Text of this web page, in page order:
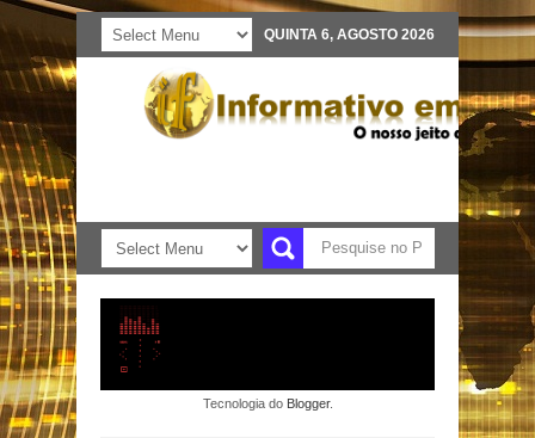
QUINTA 6, AGOSTO 2026
Tecnologia do Blogger.